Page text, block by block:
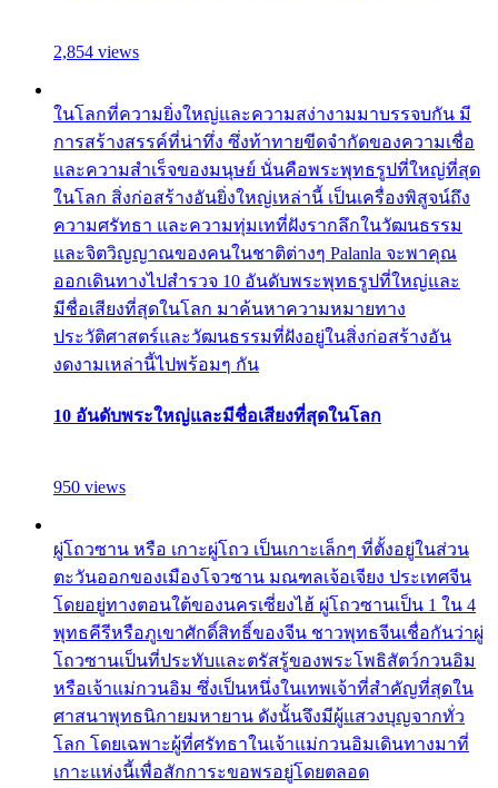
2,854 views
ในโลกที่ความยิ่งใหญ่และความสง่างามมาบรรจบกัน มี
การสร้างสรรค์ที่น่าทึ่ง ซึ่งท้าทายขีดจำกัดของความเชื่อ
และความสำเร็จของมนุษย์ นั่นคือพระพุทธรูปที่ใหญ่ที่สุด
ในโลก สิ่งก่อสร้างอันยิ่งใหญ่เหล่านี้ เป็นเครื่องพิสูจน์ถึง
ความศรัทธา และความทุ่มเทที่ฝังรากลึกในวัฒนธรรม
และจิตวิญญาณของคนในชาติต่างๆ Palanla จะพาคุณ
ออกเดินทางไปสำรวจ 10 อันดับพระพุทธรูปที่ใหญ่และ
มีชื่อเสียงที่สุดในโลก มาค้นหาความหมายทาง
ประวัติศาสตร์และวัฒนธรรมที่ฝังอยู่ในสิ่งก่อสร้างอัน
งดงามเหล่านี้ไปพร้อมๆ กัน
10 อันดับพระใหญ่และมีชื่อเสียงที่สุดในโลก
950 views
ผู่โถวซาน หรือ เกาะผู่โถว เป็นเกาะเล็กๆ ที่ตั้งอยู่ในส่วน
ตะวันออกของเมืองโจวซาน มณฑลเจ้อเจียง ประเทศจีน
โดยอยู่ทางตอนใต้ของนครเซี่ยงไฮ้ ผู่โถวซานเป็น 1 ใน 4
พุทธคีรีหรือภูเขาศักดิ์สิทธิ์ของจีน ชาวพุทธจีนเชื่อกันว่าผู่
โถวซานเป็นที่ประทับและตรัสรู้ของพระโพธิสัตว์กวนอิม
หรือเจ้าแม่กวนอิม ซึ่งเป็นหนึ่งในเทพเจ้าที่สำคัญที่สุดใน
ศาสนาพุทธนิกายมหายาน ดังนั้นจึงมีผู้แสวงบุญจากทั่ว
โลก โดยเฉพาะผู้ที่ศรัทธาในเจ้าแม่กวนอิมเดินทางมาที่
เกาะแห่งนี้เพื่อสักการะขอพรอยู่โดยตลอด